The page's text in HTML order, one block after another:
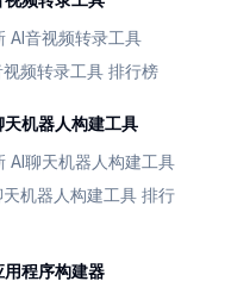
AI音视频转录工具
视频转录工具 排行榜
天机器人构建工具
AI聊天机器人构建工具
天机器人构建工具 排行
用程序构建器